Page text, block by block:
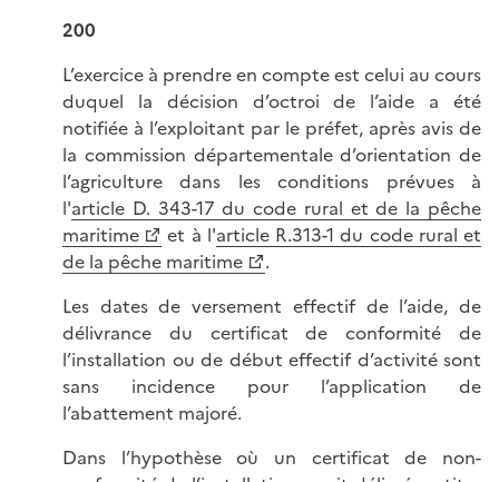
200
L’exercice à prendre en compte est celui au cours
duquel la décision d’octroi de l’aide a été
notifiée à l’exploitant par le préfet, après avis de
la commission départementale d’orientation de
l’agriculture dans les conditions prévues à
l'article D. 343-17 du code rural et de la pêche
maritime
et à l'article R.313-1 du code rural et
de la pêche maritime
.
Les dates de versement effectif de l’aide, de
délivrance du certificat de conformité de
l’installation ou de début effectif d’activité sont
sans incidence pour l’application de
l’abattement majoré.
Dans l’hypothèse où un certificat de non-